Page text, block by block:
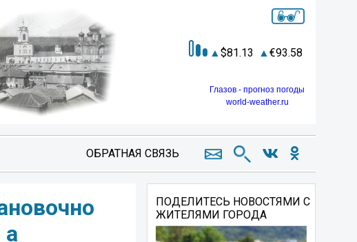
81.13 93.58
Глазов - прогноз погоды
world-weather.ru
ОБРАТНАЯ СВЯЗЬ
ПОДЕЛИТЕСЬ НОВОСТЯМИ С
ЖИТЕЛЯМИ ГОРОДА